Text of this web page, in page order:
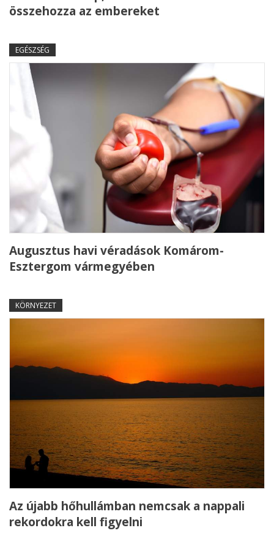
összehozza az embereket
EGÉSZSÉG
Augusztus havi véradások Komárom-
Esztergom vármegyében
KÖRNYEZET
Az újabb hőhullámban nemcsak a nappali
rekordokra kell figyelni